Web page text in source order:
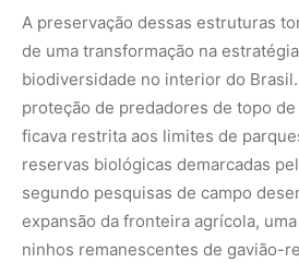
A preservação dessas estruturas
de uma transformação na
biodiversidade no interior do
proteção de predadores de topo
ficava restrita aos limites de
reservas biológicas demarcadas
segundo pesquisas de campo
expansão da fronteira agrícola,
ninhos remanescentes de gavião-